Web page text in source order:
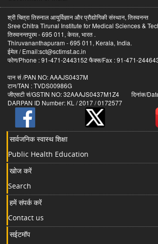
श्री चित्रा तिरुनाल आयुर्विज्ञान और प्रौद्योगिकी संस्थान, तिरुवनन्त
Sree Chitra Tirunal Institute for Medical Sciences &
तिरुवनन्तपुरम - 695 011, केरल, भारत .
Thiruvananthapuram - 695 011, Kerala, India.
ईमेल / Email:sct@sctimst.ac.in
फोण/Phone : 91-471-2443152 फैक्स/Fax : 91-471-
पान सं /PAN NO: AAAJS0437M
टान/TAN : TVDS00986G
जीएसटी सं/GSTIN NO: 32AAAJS0437M1Z4 दिनांक/
DARPAN ID Number: KL / 2017 / 0172577
सार्वजनिक स्वास्थ शिक्षा
Public Health Education
खोज करें
Search
हमें संपर्क करें
Contact us
सईटमॉप